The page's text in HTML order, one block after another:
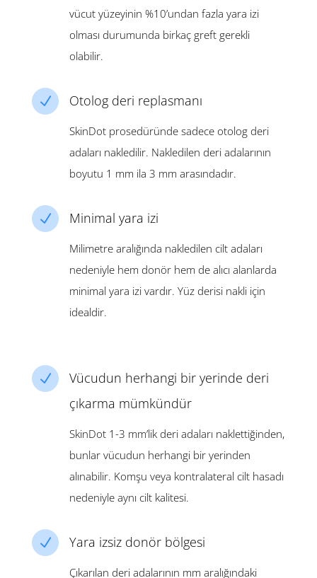
vücut yüzeyinin %10’undan fazla yara izi
olması durumunda birkaç greft gerekli
olabilir.
N Otolog deri replasmanı
SkinDot prosedüründe sadece otolog deri
adaları nakledilir. Nakledilen deri adalarının
boyutu 1 mm ila 3 mm arasındadır.
N Minimal yara izi
Milimetre aralığında nakledilen cilt adaları
nedeniyle hem donör hem de alıcı alanlarda
minimal yara izi vardır. Yüz derisi nakli için
idealdir.
N
Vücudun herhangi bir yerinde deri
çıkarma mümkündür
SkinDot 1-3 mm’lik deri adaları naklettiğinden,
bunlar vücudun herhangi bir yerinden
alınabilir. Komşu veya kontralateral cilt hasadı
nedeniyle aynı cilt kalitesi.
N Yara izsiz donör bölgesi
Çıkarılan deri adalarının mm aralığındaki